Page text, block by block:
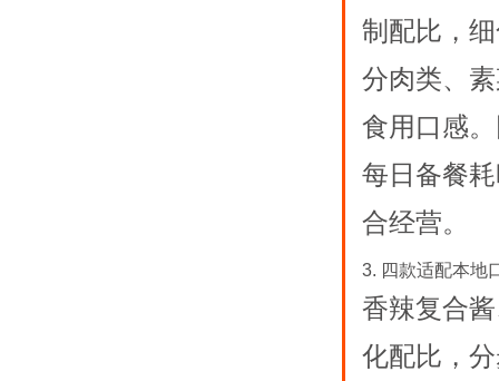
制配比，
分肉类、
食用口感
每日备餐
合经营。
3. 四款适配本地
香辣复合
化配比，